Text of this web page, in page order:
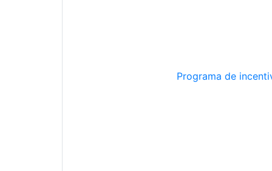
Programa de